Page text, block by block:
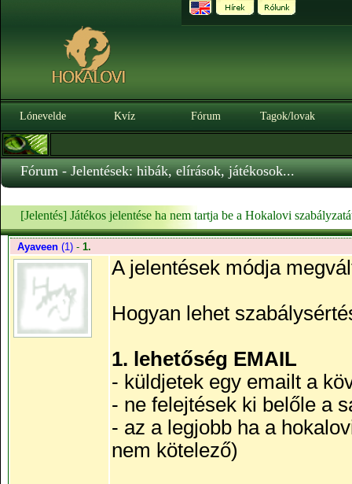
Lónevelde Kvíz Fórum Tagok/lovak
Fórum - Jelentések: hibák, elírások, játékosok...
[Jelentés] Játékos jelentése ha nem tartja be a Hokalovi
Ayaveen(1) - 1.
A jelentések módja
Hogyan lehet
1. lehetőség EMAIL
- küldjetek egy emailt a
- ne felejtések ki belőle a
- az a legjobb ha a
nem kötelező)